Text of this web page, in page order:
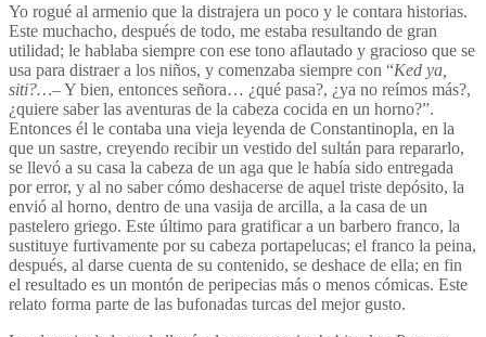
Yo rogué al armenio que la distrajera un poco y le contara historias.
Este muchacho, después de todo, me estaba resultando de gran
utilidad; le hablaba siempre con ese tono aflautado y gracioso que se
usa para distraer a los niños, y comenzaba siempre con “Ked ya,
siti?…– Y bien, entonces señora… ¿qué pasa?, ¿ya no reímos más?,
¿quiere saber las aventuras de la cabeza cocida en un horno?”.
Entonces él le contaba una vieja leyenda de Constantinopla, en la
que un sastre, creyendo recibir un vestido del sultán para repararlo,
se llevó a su casa la cabeza de un aga que le había sido entregada
por error, y al no saber cómo deshacerse de aquel triste depósito, la
envió al horno, dentro de una vasija de arcilla, a la casa de un
pastelero griego. Este último para gratificar a un barbero franco, la
sustituye furtivamente por su cabeza portapelucas; el franco la peina,
después, al darse cuenta de su contenido, se deshace de ella; en fin
el resultado es un montón de peripecias más o menos cómicas. Este
relato forma parte de las bufonadas turcas del mejor gusto.